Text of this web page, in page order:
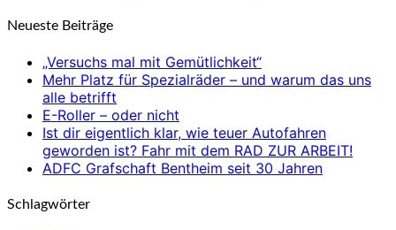
Neueste Beiträge
„Versuchs mal mit Gemütlichkeit“
Mehr Platz für Spezialräder – und warum das uns
alle betrifft
E-Roller – oder nicht
Ist dir eigentlich klar, wie teuer Autofahren
geworden ist? Fahr mit dem RAD ZUR ARBEIT!
ADFC Grafschaft Bentheim seit 30 Jahren
Schlagwörter